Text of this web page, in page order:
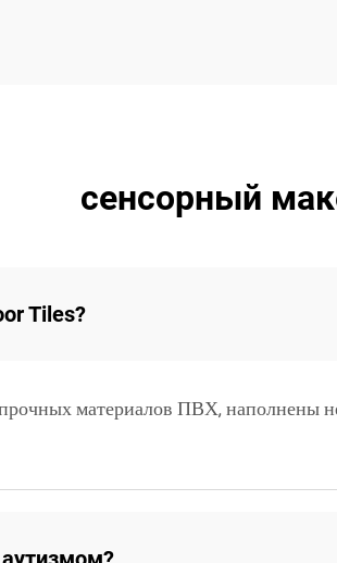
сенсорный
Tiles?
материалов ПВХ, наполнены